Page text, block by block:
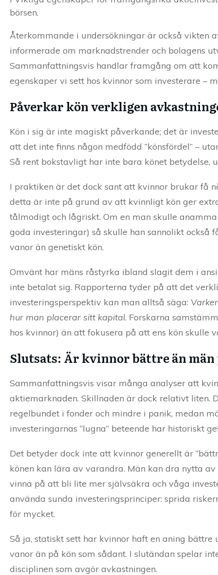
börsen.
Återkommande i undersökningar är också vikten
informerade om marknadstrender och bolagens
Sammanfattningsvis handlar framgång om att
egenskaper vi sett hos kvinnor som investerare –
Påverkar kön verkligen
Kön i sig är inte magiskt påverkande; det är
att det inte finns någon medfödd ”könsfördel” –
Så rent bokstavligt har inte bara könet betydelse,
I praktiken är det dock sant att kvinnor brukar få
detta är inte på grund av att kvinnligt kön ger
tålmodigt och lågriskt. Om en man skulle
goda investeringar) så skulle han sannolikt också
vanor än genetiskt kön.
Omvänt har mäns råstyrka ibland slagit dem i
inte betalat sig. Rapporterna tyder på att det
investeringsperspektiv kan man alltså säga:
hur man placerar sitt kapital. Forskarna
hos kvinnor) än att fokusera på att ens kön skulle
Slutsats: Är kvinnor bättre än
Sammanfattningsvis visar många analyser att
aktiemarknaden. Skillnaden är dock relativt liten.
regelbundet i fonder och mindre i panik, medan
investeringarnas “lugna” beteende har historiskt
Det betyder dock inte att kvinnor generellt är
könen kan lära av varandra. Män kan dra nytta
vinna på att bli lite mer självsäkra och våga
använda sunda investeringsprinciper: sprida
för mycket.
Så ja, statiskt sett har kvinnor haft en aning
vanor än på kön som sådant. I slutändan spelar
disciplinen som avgör avkastningen.